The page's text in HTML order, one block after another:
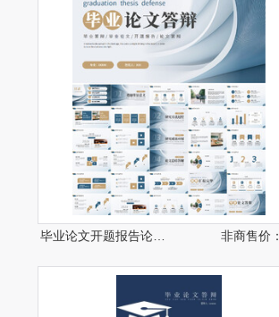
非商售价：